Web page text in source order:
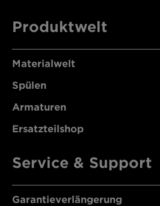
Produktwelt
Materialwelt
Spülen
Armaturen
Ersatzteilshop
Service & Support
Garantieverlängerung